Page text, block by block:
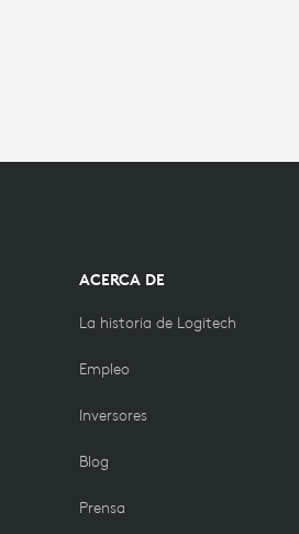
ACERCA DE
La historia de Logitech
Empleo
Inversores
Blog
Prensa